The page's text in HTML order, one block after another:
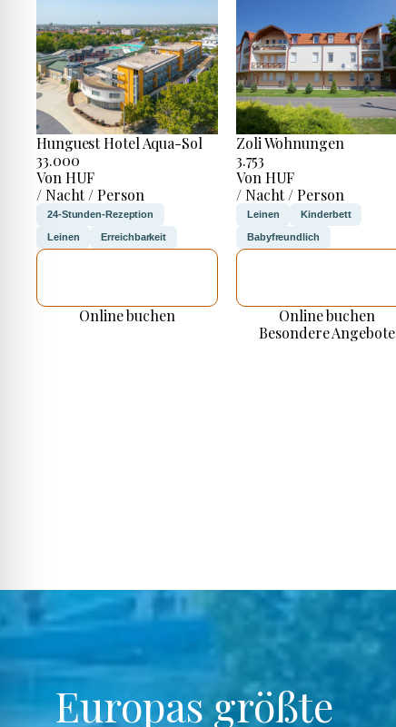
Hunguest Hotel Aqua-Sol
33.000
Von HUF
/ Nacht / Person
24-Stunden-Rezeption
Leinen Erreichbarkeit
Online buchen
Zoli Wohnungen
3.753
Von HUF
/ Nacht / Person
Leinen Kinderbett
Babyfreundlich
Online buchen
Besondere Angebote
Europas größte